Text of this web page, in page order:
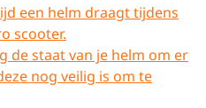
een helm draagt tijdens
scooter.
de staat van je helm om er
nog veilig is om te